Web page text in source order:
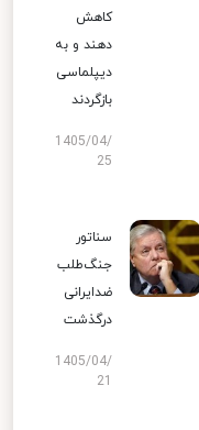
کاهش
دهند و به
دیپلماسی
بازگردند
1405/04/
25
سناتور
جنگ‌طلب
ضدایرانی
درگذشت
1405/04/